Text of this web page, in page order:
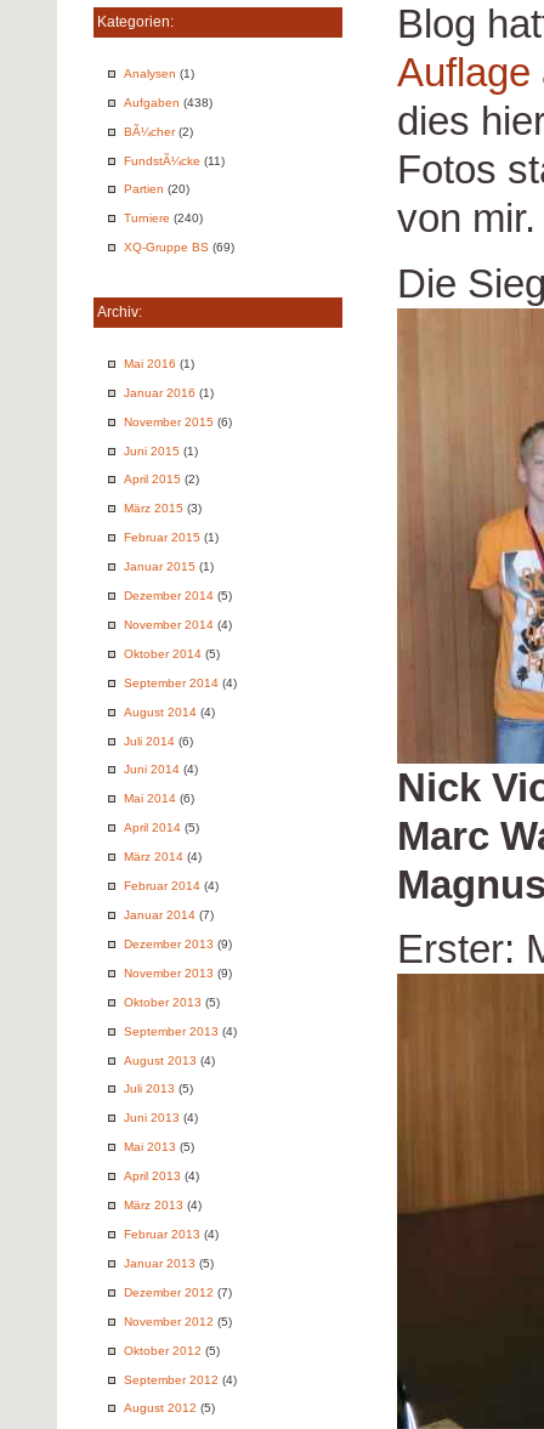
Kategorien:
Analysen (1)
Aufgaben (438)
BÃ¼cher(2)
FundstÃ¼cke (11)
Partien (20)
Turniere (240)
XQ-Gruppe BS (69)
Archiv:
Mai 2016 (1)
Januar 2016 (1)
November 2015 (6)
Juni 2015 (1)
April 2015 (2)
März 2015 (3)
Februar 2015 (1)
Januar 2015 (1)
Dezember 2014 (5)
November 2014 (4)
Oktober 2014 (5)
September 2014 (4)
August 2014 (4)
Juli 2014 (6)
Juni 2014 (4)
Mai 2014 (6)
April 2014 (5)
März 2014 (4)
Februar 2014 (4)
Januar 2014 (7)
Dezember 2013 (9)
November 2013 (9)
Oktober 2013 (5)
September 2013 (4)
August 2013 (4)
Juli 2013 (5)
Juni 2013 (4)
Mai 2013 (5)
April 2013 (4)
März 2013 (4)
Februar 2013 (4)
Januar 2013 (5)
Dezember 2012 (7)
November 2012 (5)
Oktober 2012 (5)
September 2012 (4)
August 2012 (5)
Blog
Auflage
dies
Fotos
von mir.
Die
Nick
Marc
Erster: